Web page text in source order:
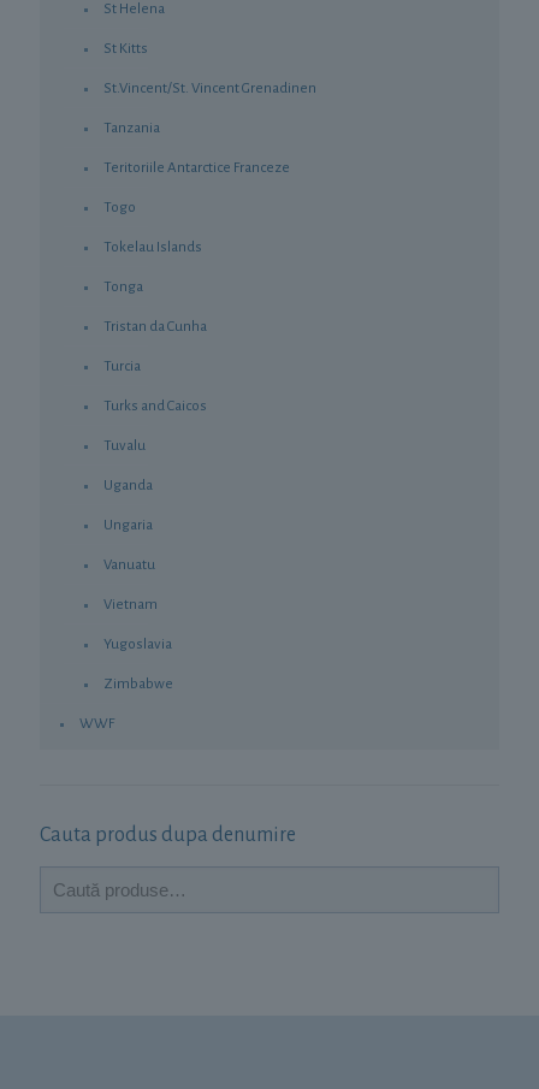
St Helena
St Kitts
St.Vincent/St. Vincent Grenadinen
Tanzania
Teritoriile Antarctice Franceze
Togo
Tokelau Islands
Tonga
Tristan da Cunha
Turcia
Turks and Caicos
Tuvalu
Uganda
Ungaria
Vanuatu
Vietnam
Yugoslavia
Zimbabwe
WWF
Cauta produs dupa denumire